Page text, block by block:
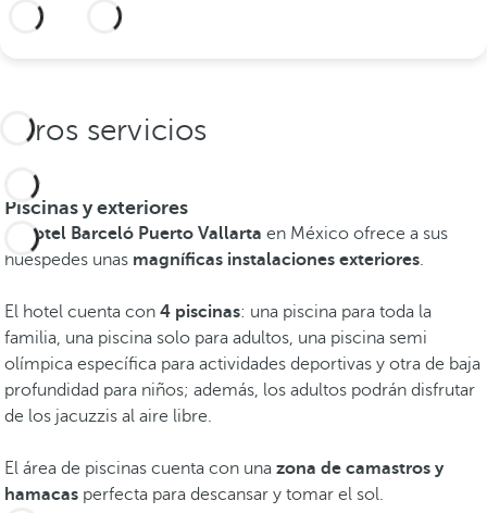
Otros servicios
Piscinas y exteriores
hotel Barceló Puerto Vallarta en México ofrece a sus
huéspedes unas magníficas instalaciones exteriores
El hotel cuenta con 4 piscinas: una piscina para toda la
familia, una piscina solo para adultos, una piscina semi
olímpica específica para actividades deportivas y otra de baja
profundidad para niños; además, los adultos podrán disfrutar
de los jacuzzis al aire libre.
El área de piscinas cuenta con una zona de camastros y
hamacas perfecta para descansar y tomar el sol.